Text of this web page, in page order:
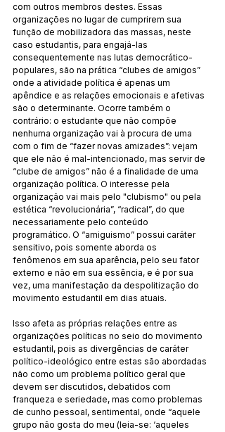
com outros membros destes. Essas
organizações no lugar de cumprirem sua
função de mobilizadora das massas, neste
caso estudantis, para engajá-las
consequentemente nas lutas democrático-
populares, são na prática “clubes de amigos”
onde a atividade política é apenas um
apêndice e as relações emocionais e afetivas
são o determinante. Ocorre também o
contrário: o estudante que não compõe
nenhuma organização vai à procura de uma
com o fim de “fazer novas amizades”: vejam
que ele não é mal-intencionado, mas servir de
“clube de amigos” não é a finalidade de uma
organização política. O interesse pela
organização vai mais pelo "clubismo" ou pela
estética “revolucionária”, “radical”, do que
necessariamente pelo conteúdo
programático. O “amiguismo” possui caráter
sensitivo, pois somente aborda os
fenômenos em sua aparência, pelo seu fator
externo e não em sua essência, e é por sua
vez, uma manifestação da despolitização do
movimento estudantil em dias atuais.
Isso afeta as próprias relações entre as
organizações políticas no seio do movimento
estudantil, pois as divergências de caráter
político-ideológico entre estas são abordadas
não como um problema político geral que
devem ser discutidos, debatidos com
franqueza e seriedade, mas como problemas
de cunho pessoal, sentimental, onde “aquele
grupo não gosta do meu (leia-se: ‘aqueles